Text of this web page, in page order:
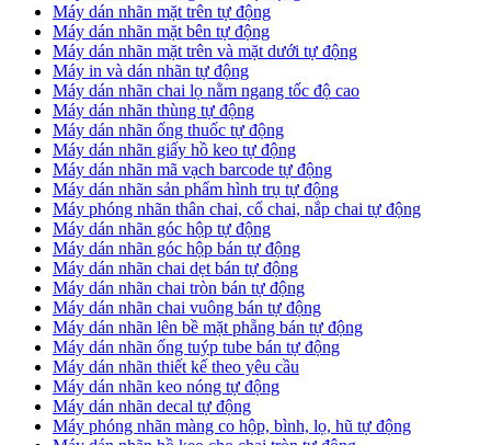
​Máy dán nhãn mặt trên tự động
​Máy dán nhãn mặt bên tự động
​Máy dán nhãn mặt trên và mặt dưới tự động
Máy in và dán nhãn tự động
Máy dán nhãn chai lọ nằm ngang tốc độ cao
​Máy dán nhãn thùng tự động
Máy dán nhãn ống thuốc tự động
​Máy dán nhãn giấy hồ keo tự động
​Máy dán nhãn mã vạch barcode tự động
​Máy dán nhãn sản phẩm hình trụ tự động
Máy phóng nhãn thân chai, cổ chai, nắp chai tự động
​Máy dán nhãn góc hộp tự động
Máy dán nhãn góc hộp bán tự động
​Máy dán nhãn chai dẹt bán tự động
Máy dán nhãn chai tròn bán tự động
Máy dán nhãn chai vuông bán tự động
Máy dán nhãn lên bề mặt phẵng bán tự động
​Máy dán nhãn ống tuýp tube bán tự động
Máy dán nhãn thiết kế theo yêu cầu
​Máy dán nhãn keo nóng tự động
Máy dán nhãn decal tự động
Máy phóng nhãn màng co hộp, bình, lọ, hũ tự động